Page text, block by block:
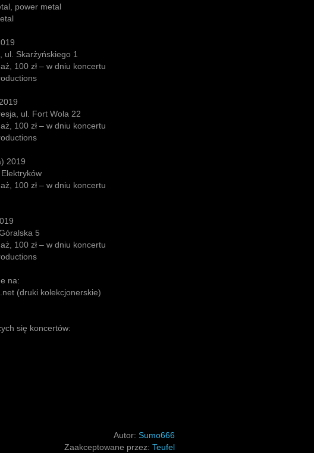
power metal
ul. Skarżyńskiego 1
100 zł – w dniu koncertu
ul. Fort Wola 22
100 zł – w dniu koncertu
2019
100 zł – w dniu koncertu
5
100 zł – w dniu koncertu
na:
(druki kolekcjonerskie)
się koncertów:
Autor: Sumo666
Zaakceptowane przez: Teufel